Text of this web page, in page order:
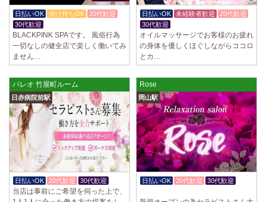
日払いOK 掛け持ちOK
20代歓迎
30代歓迎
BLACKPINK SPAです。 風俗行為
一切なしの健全店で楽しく働いてみ
ません…
日払いOK 未経験者歓迎
20代歓迎
30代歓迎
オイルマッサージでお客様のお疲れ
の身体を優しくほぐしながらココロ
とカ…
パレオ 竹屋町ルーム
日赤病院前駅
日払いOK 20代歓迎 30代歓迎
当店は事前にご希望を伺った上で、
Rose
岡山駅
日払いOK 20代歓迎
30代歓迎